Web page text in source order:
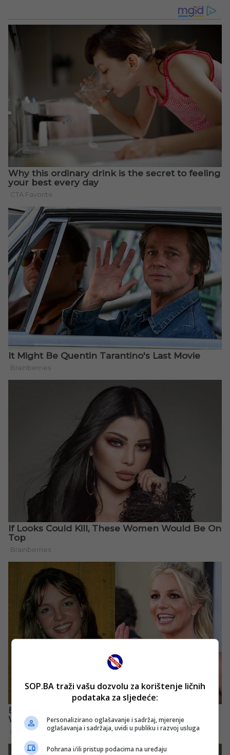
SOP.BA traži vašu dozvolu za korištenje ličnih
podataka za sljedeće:
Personalizirano oglašavanje i sadržaj, mjerenje
oglašavanja i sadržaja, uvidi u publiku i razvoj usluga
Pohrana i/ili pristup podacima na uređaju